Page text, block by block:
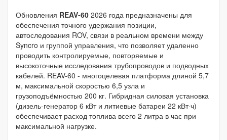
Обновления REAV-60 2026 года предназначены для
обеспечения точного удержания позиции,
автоследования ROV, связи в реальном времени между
Syncro и группой управления, что позволяет удаленно
проводить контролируемые, повторяемые и
высокоточные исследования трубопроводов и подводных
кабелей. REAV-60 - многоцелевая платформа длиной 5,7
м, максимальной скоростью 6,5 узла и
грузоподъёмностью 200 кг. Гибридная силовая установка
(дизель-генератор 6 кВт и литиевые батареи 22 кВт·ч)
обеспечивает расход топлива всего 2 литра в час при
максимальной нагрузке.